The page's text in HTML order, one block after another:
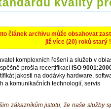
článek archivu může obsahovat
již více (20) roků starý !
komplexních řešení a služeb v
prošla recertifikací ISO
jakosti na dodávky hardware,
a komunikačních technologií, servis
zákazníkům jistotu, že naše služby